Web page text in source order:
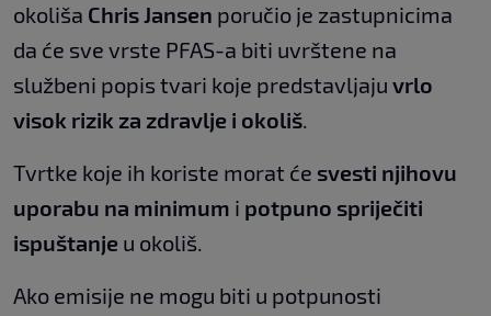
okoliša Chris Jansen poručio je zastupnicima
da će sve vrste PFAS-a biti uvrštene na
službeni popis tvari koje predstavljaju vrlo
visok rizik za zdravlje i okoliš.
Tvrtke koje ih koriste morat će svesti njihovu
uporabu na minimum i potpuno spriječiti
ispuštanje u okoliš.
Ako emisije ne mogu biti u potpunosti